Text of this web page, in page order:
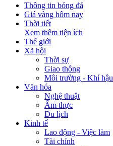
Thông tin bóng đá
Giá vàng hôm nay
Thời tiết
Xem thêm tiện ích
Thế giới
Xã hội
Thời sự
Giao thông
Môi trường - Khí hậu
Văn hóa
Nghệ thuật
Ẩm thực
Du lịch
Kinh tế
Lao động - Việc làm
Tài chính